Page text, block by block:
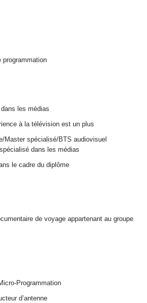
programmation
les médias
à la télévision est un plus
Master spécialisé/BTS audiovisuel
dans les médias
le cadre du diplôme
de voyage appartenant au groupe
Programmation
d’antenne